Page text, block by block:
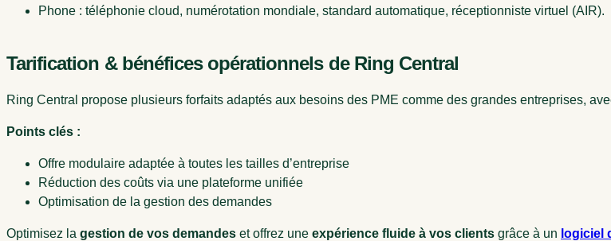
Phone : téléphonie cloud, numérotation mondiale, standard automatique, réceptionniste virtuel (AIR).
Tarification & bénéfices opérationnels de Ring Central
Ring Central propose plusieurs forfaits adaptés aux besoins des PME comme des grandes entreprises,
Points clés :
Offre modulaire adaptée à toutes les tailles d’entreprise
Réduction des coûts via une plateforme unifiée
Optimisation de la gestion des demandes
Optimisez la gestion de vos demandes et offrez une expérience fluide à vos clients grâce à un logiciel